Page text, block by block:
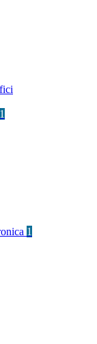
1
1